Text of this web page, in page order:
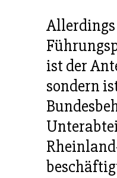
ist der
sondern